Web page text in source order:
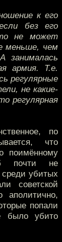
к его
без его
не может
меньше, чем
занималась
армия. Т.е.
регулярные
не какие-
регулярная
по
что
поимённому
почти не
среди убитых
советской
аполитично,
попали
было убито